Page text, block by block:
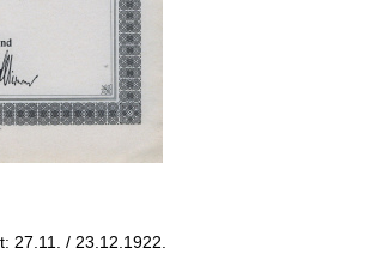
27.11. / 23.12.1922.